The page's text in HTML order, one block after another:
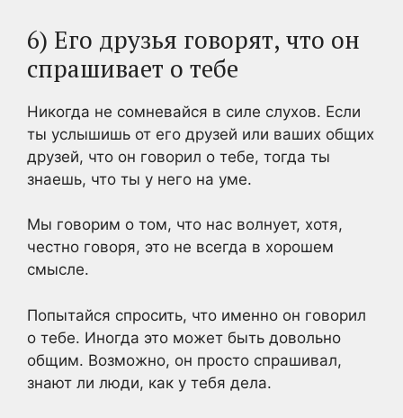
6) Его друзья говорят, что он
спрашивает о тебе
Никогда не сомневайся в силе слухов. Если
ты услышишь от его друзей или ваших общих
друзей, что он говорил о тебе, тогда ты
знаешь, что ты у него на уме.
Мы говорим о том, что нас волнует, хотя,
честно говоря, это не всегда в хорошем
смысле.
Попытайся спросить, что именно он говорил
о тебе. Иногда это может быть довольно
общим. Возможно, он просто спрашивал,
знают ли люди, как у тебя дела.